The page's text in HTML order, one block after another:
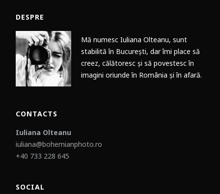
DESPRE
Mă numesc Iuliana Olteanu, sunt
stabilită în București, dar îmi place să
creez, călătoresc și să povestesc în
imagini oriunde în România și în afară.
CONTACTS
Iuliana Olteanu
iuliana@bohemianphoto.ro
+40 733 228 645
SOCIAL